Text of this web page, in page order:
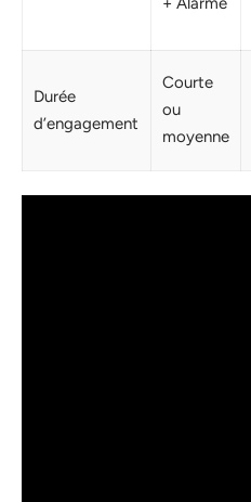
Durée
d’engagement
Courte
ou
moyenne